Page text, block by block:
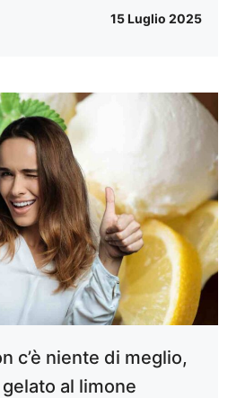
15 Luglio 2025
c’è niente di meglio,
al limone